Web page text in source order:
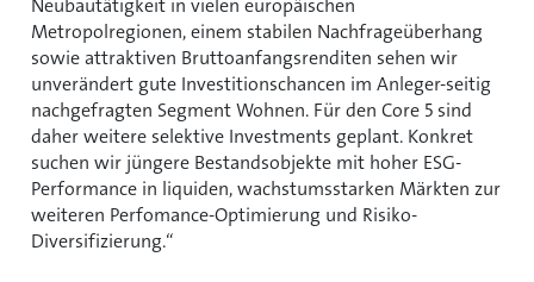
Neubautätigkeit in vielen europäischen
Metropolregionen, einem stabilen Nachfrageüberhang
sowie attraktiven Bruttoanfangsrenditen sehen wir
unverändert gute Investitionschancen im Anleger-seitig
nachgefragten Segment Wohnen. Für den Core 5 sind
daher weitere selektive Investments geplant. Konkret
suchen wir jüngere Bestandsobjekte mit hoher ESG-
Performance in liquiden, wachstumsstarken Märkten zur
weiteren Perfomance-Optimierung und Risiko-
Diversifizierung.“